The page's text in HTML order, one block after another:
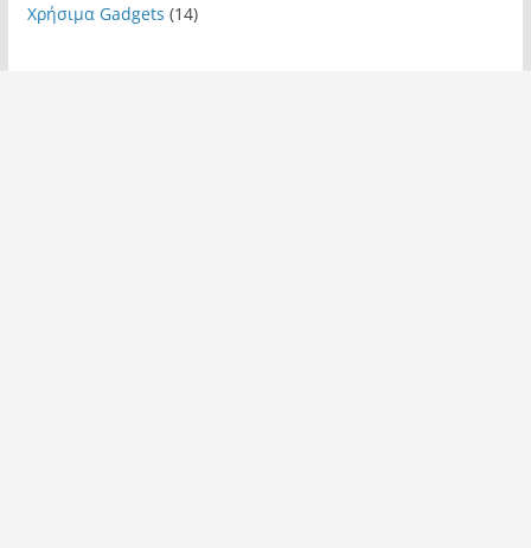
Χρήσιμα Gadgets (14)